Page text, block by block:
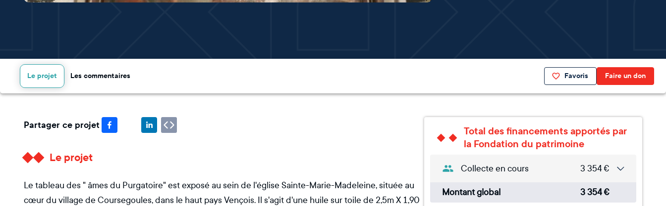
Favoris Faire un don
Le projet Les commentaires
Partager ce projet
Le projet
Le tableau des " âmes du Purgatoire" est exposé au sein de l'église Sainte-Marie-Madeleine, située au
cœur du village de Coursegoules, dans le haut pays Vençois. Il s'agit d'une huile sur toile de 2,5m X 1,90
Total des financements apportés par
la Fondation du patrimoine
Collecte en cours 3 354€
Montant global 3 354€